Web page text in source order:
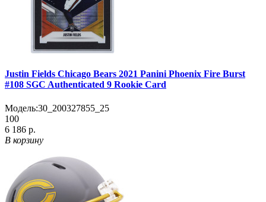
Justin Fields Chicago Bears 2021 Panini Phoenix Fire Burst
#108 SGC Authenticated 9 Rookie Card
Модель:30_200327855_25
100
6 186 р.
В корзину